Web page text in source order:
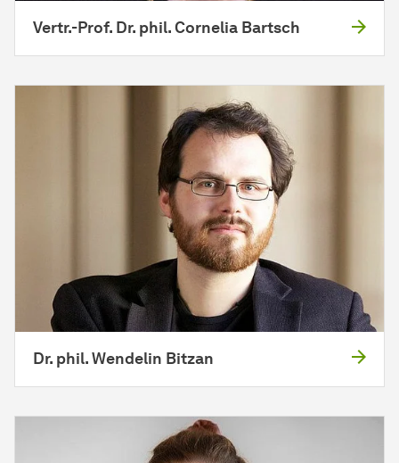
Vertr.-Prof. Dr. phil. Cornelia Bartsch
Dr. phil. Wendelin Bitzan